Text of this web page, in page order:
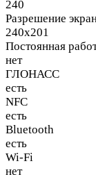
240
Разрешение
240x201
Постоянная
нет
ГЛОНАСС
есть
NFC
есть
Bluetooth
есть
Wi-Fi
нет